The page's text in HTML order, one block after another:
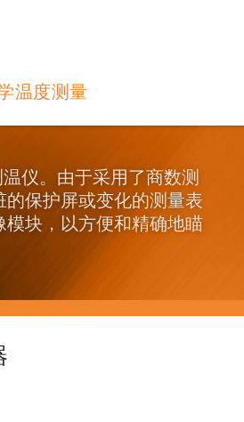
温度测量
仪。由于采用了商数测
保护屏或变化的测量表
块，以方便和精确地瞄